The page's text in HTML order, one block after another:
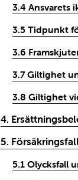
3.4 Ansvarets
3.5 Tidpunkt
3.6
3.7 Giltighet
3.8 Giltighet
4.
5.
5.1 Olycksfall